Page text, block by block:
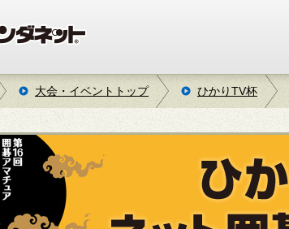
大会・イベントトップ ひかりTV杯